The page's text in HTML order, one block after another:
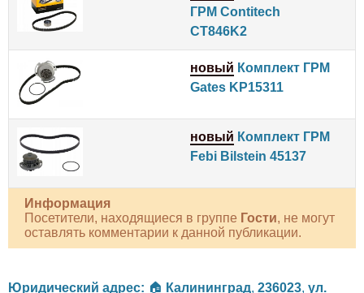
ГРМ Contitech
CT846K2
новый Комплект ГРМ
Gates KP15311
новый Комплект ГРМ
Febi Bilstein 45137
Информация
Посетители, находящиеся в группе Гости, не могут
оставлять комментарии к данной публикации.
Юридический адрес: 🏠 Калининград, 236023, ул.